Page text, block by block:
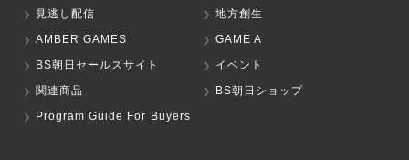
見逃し配信
地方創生
AMBER GAMES
GAME A
BS朝日セールスサイト
イベント
関連商品
BS朝日ショップ
Program Guide For Buyers